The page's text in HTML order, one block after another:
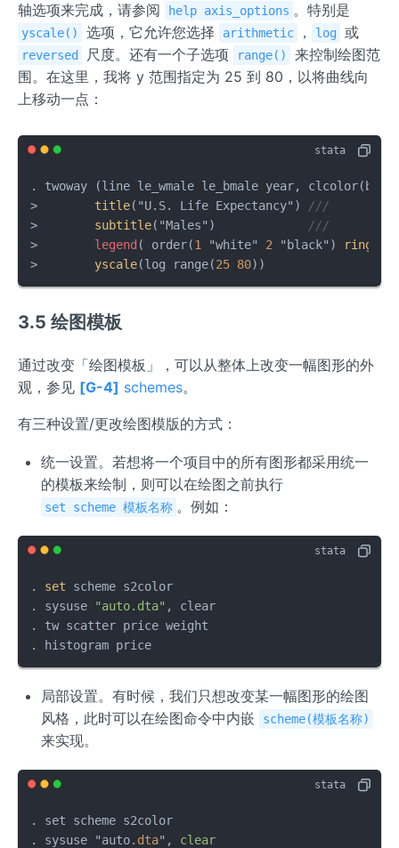
轴选项来完成，请参阅
help axis_options 。特别是
yscale() 选项，它允许您选择 arithmetic ， log 或
reversed 尺度。还有一个子选项 range()
来控制绘图范
围。在这里，我将 y 范围指定为 25 到 80，以将曲线向
上移动一点：
. twoway (line le_wmale le_bmale year,
> title("U.S. Life Expectancy") ///
> subtitle("Males") ///
> legend ( order(1 "white" 2 "black") ring
> yscale(log range(25 80))
3.5 绘图模板
通过改变「绘图模板」，可以从整体上改变一幅图形的外
观，参见 [G-4] schemes。
有三种设置/更改绘图模版的方式：
统一设置。若想将一个项目中的所有图形都采用统一
的模板来绘制，则可以在绘图之前执行
set scheme 模板名称 。例如：
. set scheme s2color
. sysuse
"auto.dta" , clear
. tw scatter price weight
. histogram price
局部设置。有时候，我们只想改变某一幅图形的绘图
风格，此时可以在绘图命令中内嵌
scheme(模板名称)
来实现。
. set scheme s2color
. sysuse "auto.dta", clear